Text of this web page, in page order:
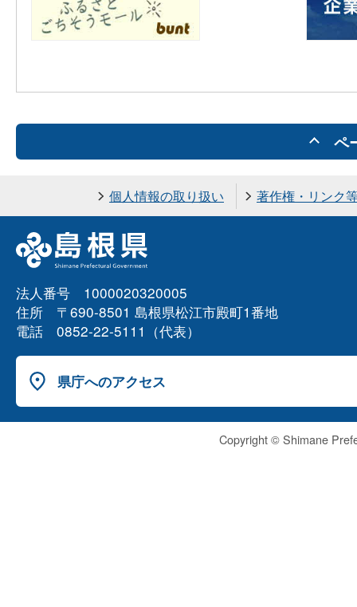
ペ
個人情報の取り扱い 著作権・リンク
法人番号 1000020320005
住所 〒690-8501 島根県松江市殿町1番地
電話 0852-22-5111（代表）
県庁へのアクセス
Copyright © Shimane